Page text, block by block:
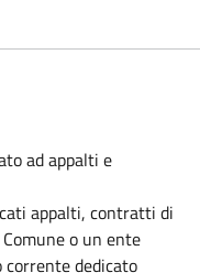
appalti, contratti di
o un ente
corrente dedicato